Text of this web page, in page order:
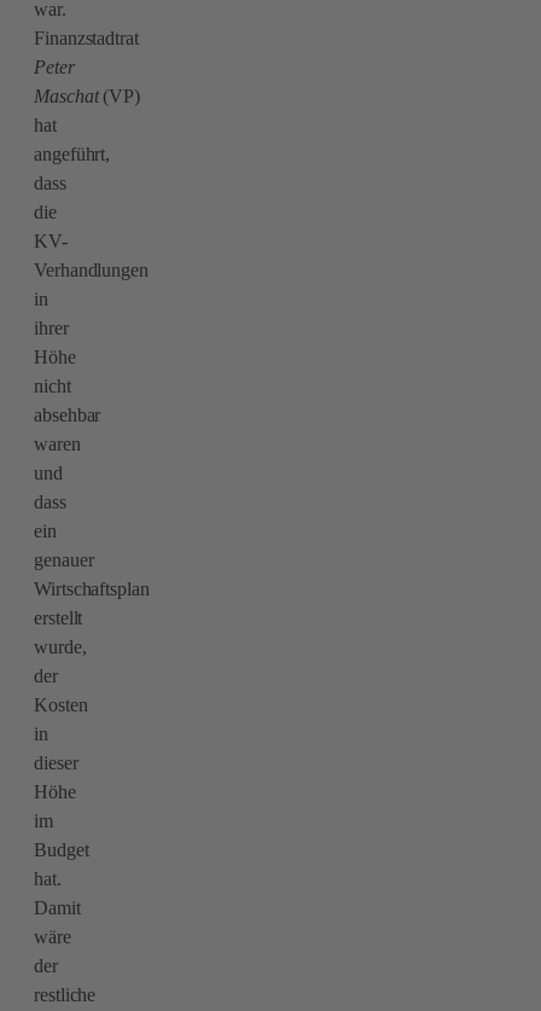
war.
Finanzstadtrat
Peter
Maschat(VP)
hat
angeführt,
dass
die
KV-
Verhandlungen
in
ihrer
Höhe
nicht
absehbar
waren
und
dass
ein
genauer
Wirtschaftsplan
erstellt
wurde,
der
Kosten
in
dieser
Höhe
im
Budget
hat.
Damit
wäre
der
restliche